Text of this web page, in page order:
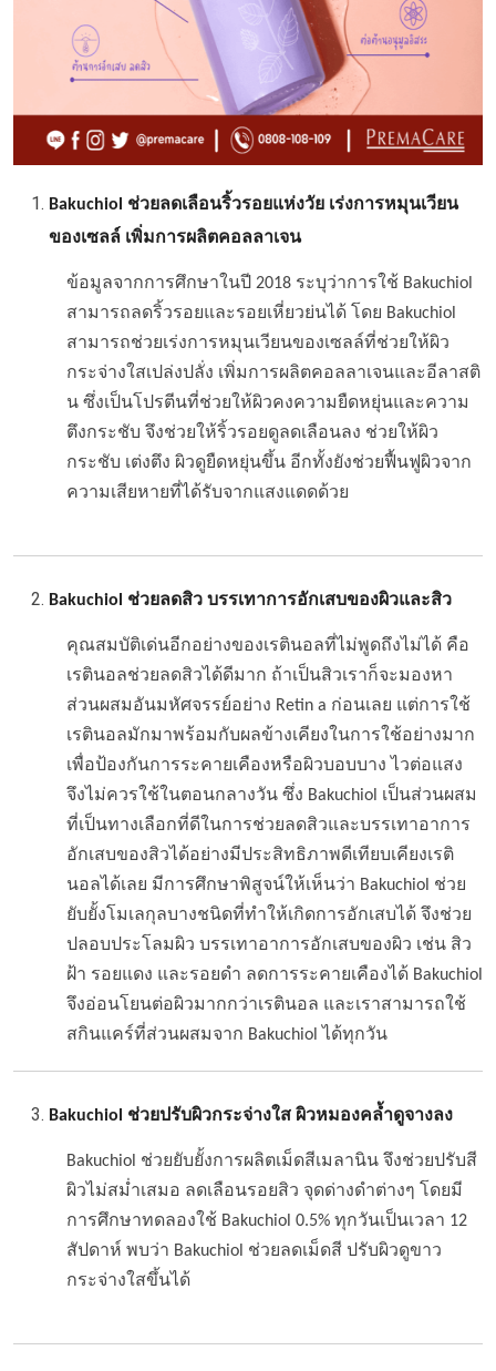
Bakuchiol ช่วยลดเลือนริ้วรอยแห่งวัย เร่งการหมุนเวียน
ของเซลล์ เพิ่มการผลิตคอลลาเจน
ข้อมูลจากการศึกษาในปี 2018 ระบุว่าการใช้ Bakuchiol
สามารถลดริ้วรอยและรอยเหี่ยวย่นได้ โดย Bakuchiol
สามารถช่วยเร่งการหมุนเวียนของเซลล์ที่ช่วยให้ผิว
กระจ่างใสเปล่งปลั่ง เพิ่มการผลิตคอลลาเจนและอีลาสติ
น ซึ่งเป็นโปรตีนที่ช่วยให้ผิวคงความยืดหยุ่นและความ
ตึงกระชับ จึงช่วยให้ริ้วรอยดูลดเลือนลง ช่วยให้ผิว
กระชับ เต่งตึง ผิวดูยืดหยุ่นขึ้น อีกทั้งยังช่วยฟื้นฟูผิวจาก
ความเสียหายที่ได้รับจากแสงแดดด้วย
Bakuchiol ช่วยลดสิว บรรเทาการอักเสบของผิวและสิว
คุณสมบัติเด่นอีกอย่างของเรตินอลที่ไม่พูดถึงไม่ได้ คือ
เรตินอลช่วยลดสิวได้ดีมาก ถ้าเป็นสิวเราก็จะมองหา
ส่วนผสมอันมหัศจรรย์อย่าง Retin a ก่อนเลย แต่การใช้
เรตินอลมักมาพร้อมกับผลข้างเคียงในการใช้อย่างมาก
เพื่อป้องกันการระคายเคืองหรือผิวบอบบาง ไวต่อแสง
จึงไม่ควรใช้ในตอนกลางวัน ซึ่ง Bakuchiol เป็นส่วนผสม
ที่เป็นทางเลือกที่ดีในการช่วยลดสิวและบรรเทาอาการ
อักเสบของสิวได้อย่างมีประสิทธิภาพดีเทียบเคียงเรติ
นอลได้เลย มีการศึกษาพิสูจน์ให้เห็นว่า Bakuchiol ช่วย
ยับยั้งโมเลกุลบางชนิดที่ทำให้เกิดการอักเสบได้ จึงช่วย
ปลอบประโลมผิว บรรเทาอาการอักเสบของผิว เช่น สิว
ฝ้า รอยแดง และรอยดำ ลดการระคายเคืองได้ Bakuchiol
จึงอ่อนโยนต่อผิวมากกว่าเรตินอล และเราสามารถใช้
สกินแคร์ที่ส่วนผสมจาก Bakuchiol ได้ทุกวัน
Bakuchiol ช่วยปรับผิวกระจ่างใส ผิวหมองคล้ำดูจางลง
Bakuchiol ช่วยยับยั้งการผลิตเม็ดสีเมลานิน จึงช่วยปรับสี
ผิวไม่สม่ำเสมอ ลดเลือนรอยสิว จุดด่างดำต่างๆ โดยมี
การศึกษาทดลองใช้ Bakuchiol 0.5% ทุกวันเป็นเวลา 12
สัปดาห์ พบว่า Bakuchiol ช่วยลดเม็ดสี ปรับผิวดูขาว
กระจ่างใสขึ้นได้